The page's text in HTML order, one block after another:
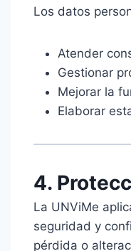
Los datos
Atender
Gestionar
Mejorar la
Elaborar
4.
La UNViMe
seguridad y
pérdida o